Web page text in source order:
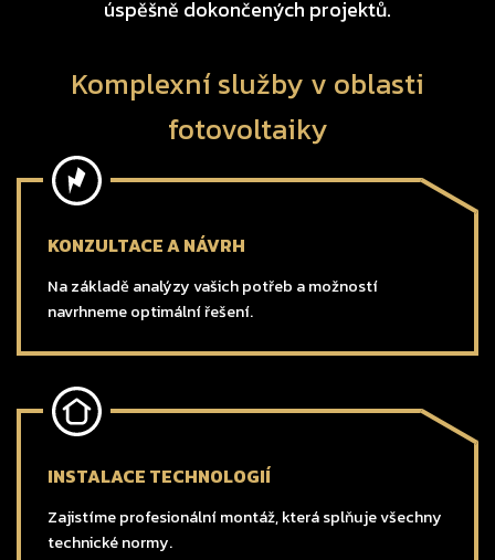
úspěšně dokončených projektů.
Komplexní služby v oblasti
fotovoltaiky
KONZULTACE A NÁVRH
Na základě analýzy vašich potřeb a možností
navrhneme optimální řešení.
INSTALACE TECHNOLOGIÍ
Zajistíme profesionální montáž, která splňuje všechny
technické normy.